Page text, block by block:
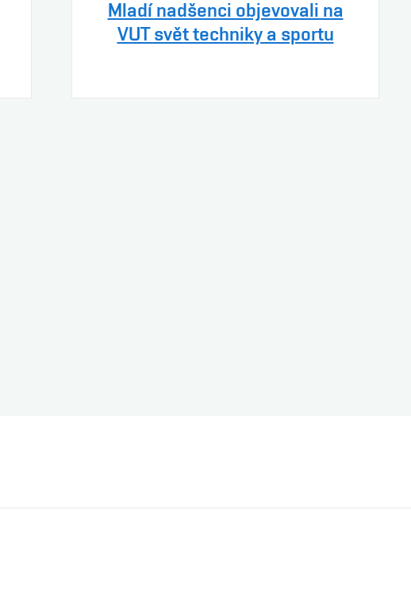
Mladí nadšenci objevovali na
VUT svět techniky a sportu